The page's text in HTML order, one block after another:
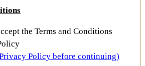
the Terms and Conditions
Policy before continuing)